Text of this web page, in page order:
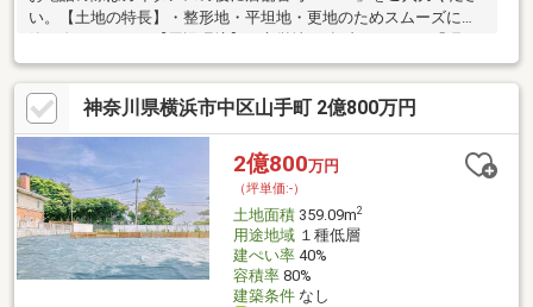
い。【土地の特長】・整形地・平坦地・更地のためスムーズに建
場」駅まで徒歩15分・横浜市立葛野小学校まで徒歩4分・ローソ
ン泉中田南五丁目店まで徒歩7分【お電話が苦手な方でも、安心な
ネット予約可能!他プランもご提案いたします】ネット上だと不
安... 「プロ目線で見る、土地選びのポイント」を現地で体感しま
せんか。現地に足を運んでこそ感じられる安心と納得がありま
す。「来場予約」または「下部のカレンダー」より、簡単にネッ
ト予約が可能です。
神奈川県横浜市中区山手町 2億800万円
2億800万円
（坪単価:-）
土地面積359.09m2
用途地域１種低層
建ぺい率40%
容積率80%
建築条件なし